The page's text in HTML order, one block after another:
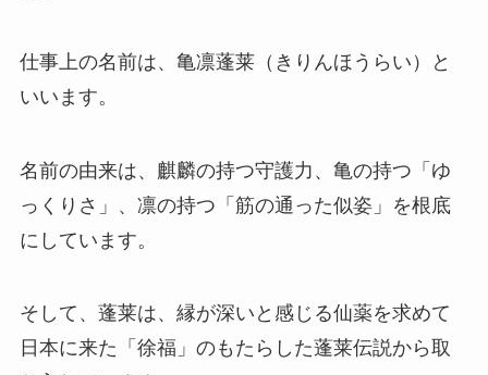
仕事上の名前は、亀凛蓬莱（きりんほうらい）と
いいます。
名前の由来は、麒麟の持つ守護力、亀の持つ「ゆ
っくりさ」、凛の持つ「筋の通った似姿」を根底
にしています。
そして、蓬莱は、縁が深いと感じる仙薬を求めて
日本に来た「徐福」のもたらした蓬莱伝説から取